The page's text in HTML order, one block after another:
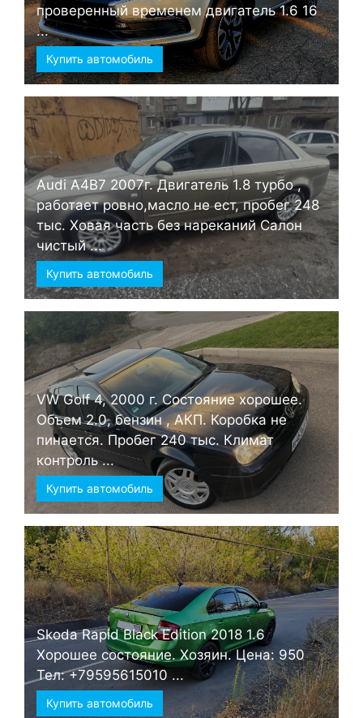
проверенный временем двигатель 1.6 16
...
Купить автомобиль
Audi А4B7 2007г. Двигатель 1.8 турбо ,
работает ровно,масло не ест, пробег 248
тыс. Ховая часть без нареканий Салон
чистый ...
Купить автомобиль
VW Golf 4, 2000 г. Состояние хорошее.
Объем 2.0, бензин , АКП. Коробка не
пинается. Пробег 240 тыс. Климат
контроль ...
Купить автомобиль
Skoda Rapid Black Edition 2018 1.6
Хорошее состояние. Хозяин. Цена: 950
Тел: +79595615010 ...
Купить автомобиль